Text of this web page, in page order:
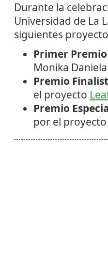
Durante la
Universidad de La
siguientes
Primer
Monika
Premio
el proyecto
Premio
por el proyecto